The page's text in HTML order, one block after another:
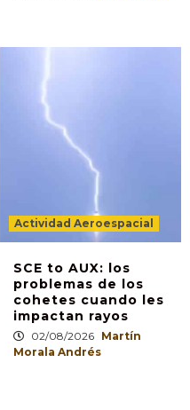
Actividad Aeroespacial
SCE to AUX: los
problemas de los
cohetes cuando les
impactan rayos
02/08/2026 Martín
Morala Andrés